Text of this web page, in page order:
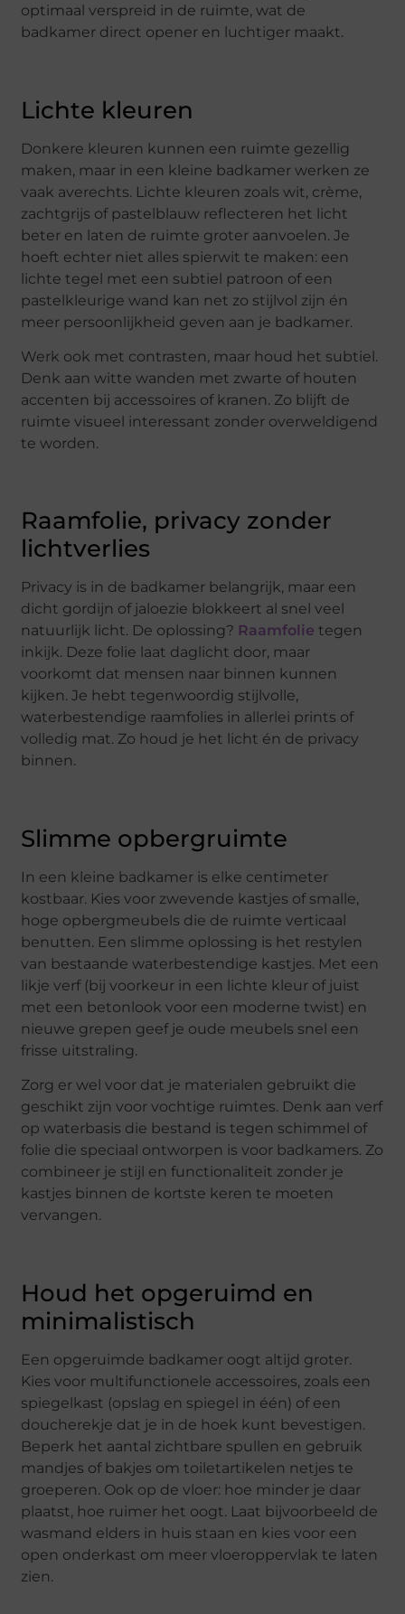
optimaal verspreid in de ruimte, wat de
badkamer direct opener en luchtiger maakt.
Lichte kleuren
Donkere kleuren kunnen een ruimte gezellig
maken, maar in een kleine badkamer werken ze
vaak averechts. Lichte kleuren zoals wit, crème,
zachtgrijs of pastelblauw reflecteren het licht
beter en laten de ruimte groter aanvoelen. Je
hoeft echter niet alles spierwit te maken: een
lichte tegel met een subtiel patroon of een
pastelkleurige wand kan net zo stijlvol zijn én
meer persoonlijkheid geven aan je badkamer.
Werk ook met contrasten, maar houd het subtiel.
Denk aan witte wanden met zwarte of houten
accenten bij accessoires of kranen. Zo blijft de
ruimte visueel interessant zonder overweldigend
te worden.
Raamfolie, privacy zonder
lichtverlies
Privacy is in de badkamer belangrijk, maar een
dicht gordijn of jaloezie blokkeert al snel veel
natuurlijk licht. De oplossing? Raamfolie tegen
inkijk. Deze folie laat daglicht door, maar
voorkomt dat mensen naar binnen kunnen
kijken. Je hebt tegenwoordig stijlvolle,
waterbestendige raamfolies in allerlei prints of
volledig mat. Zo houd je het licht én de privacy
binnen.
Slimme opbergruimte
In een kleine badkamer is elke centimeter
kostbaar. Kies voor zwevende kastjes of smalle,
hoge opbergmeubels die de ruimte verticaal
benutten. Een slimme oplossing is het restylen
van bestaande waterbestendige kastjes. Met een
likje verf (bij voorkeur in een lichte kleur of juist
met een betonlook voor een moderne twist) en
nieuwe grepen geef je oude meubels snel een
frisse uitstraling.
Zorg er wel voor dat je materialen gebruikt die
geschikt zijn voor vochtige ruimtes. Denk aan verf
op waterbasis die bestand is tegen schimmel of
folie die speciaal ontworpen is voor badkamers. Zo
combineer je stijl en functionaliteit zonder je
kastjes binnen de kortste keren te moeten
vervangen.
Houd het opgeruimd en
minimalistisch
Een opgeruimde badkamer oogt altijd groter.
Kies voor multifunctionele accessoires, zoals een
spiegelkast (opslag en spiegel in één) of een
doucherekje dat je in de hoek kunt bevestigen.
Beperk het aantal zichtbare spullen en gebruik
mandjes of bakjes om toiletartikelen netjes te
groeperen. Ook op de vloer: hoe minder je daar
plaatst, hoe ruimer het oogt. Laat bijvoorbeeld de
wasmand elders in huis staan en kies voor een
open onderkast om meer vloeroppervlak te laten
zien.